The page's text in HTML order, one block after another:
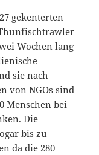
gekenterten
Wochen lang
sie nach
von NGOs sind
Menschen bei
Die
bis zu
da die 280